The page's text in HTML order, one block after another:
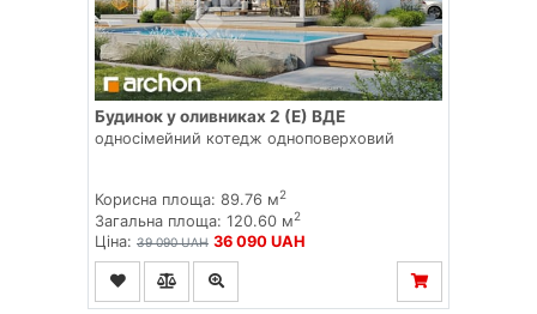
Будинок у оливниках 2 (Е) ВДЕ
односімейний котедж одноповерховий
Корисна площа: 89.76 м2
Загальна площа: 120.60 м2
Ціна: 39 090 UAH 36 090 UAH